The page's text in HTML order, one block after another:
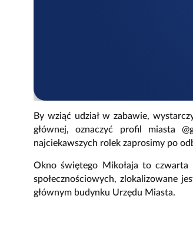
By wziąć udział w zabawie,
głównej, oznaczyć profil miasta
najciekawszych rolek zaprosimy po
Okno świętego Mikołaja to czwarta
społecznościowych, zlokalizowane
głównym budynku Urzędu Miasta.